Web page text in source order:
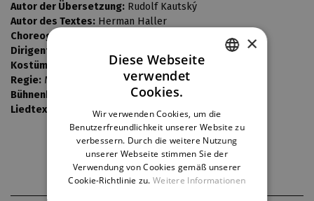
Autor der Übersetzung: Rudolf Kautský
Autor des Textes: Herman Haller
Choreografie:
Dirigent:
Kostüme:
Libuše Pražáková
Regie: Miroslav Doutlík
Bühnenbild:
Otakar Schindler
Liedtexte:
Jiří Aplt
GERMAN
×
Diese Webseite
verwendet
Cookies.
Wir verwenden Cookies, um die
Benutzerfreundlichkeit unserer Website zu
verbessern. Durch die weitere Nutzung
unserer Webseite stimmen Sie der
Verwendung von Cookies gemäß unserer
Cookie-Richtlinie zu. Weitere Informationen